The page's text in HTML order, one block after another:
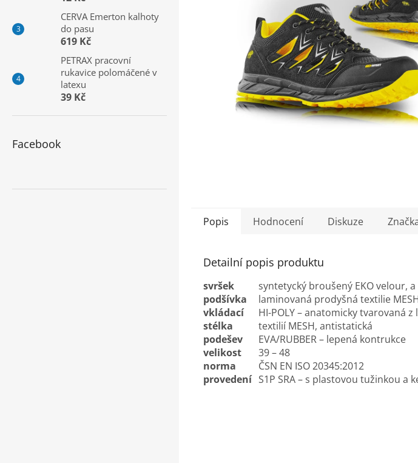
CERVA Emerton kalhoty
do pasu
619 Kč
PETRAX pracovní
rukavice polomáčené v
latexu
39 Kč
Facebook
Popis Hodnocení Diskuze
Detailní popis produktu
svršek
syntetycký broušený EKO velour,
podšívka
laminovaná prodyšná textilie
vkládací
stélka
HI-POLY – anatomicky tvarovaná
textilií MESH, antistatická
podešev
EVA/RUBBER – lepená kontrukce
velikost
39 – 48
norma
ČSN EN ISO 20345:2012
provedení S1P SRA – s plastovou tužinkou a